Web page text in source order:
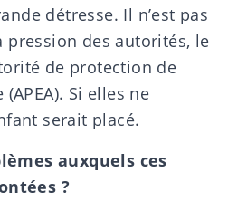
détresse. Il n’est pas
pression des autorités, le
de protection de
. Si elles ne
serait placé.
auxquels ces
?